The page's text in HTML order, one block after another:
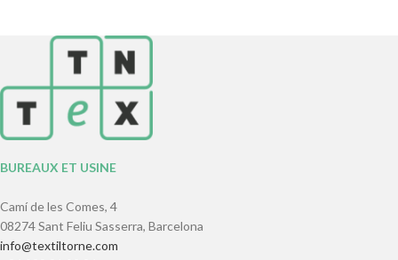
BUREAUX ET USINE
Camí de les Comes, 4
08274 Sant Feliu Sasserra, Barcelona
info@textiltorne.com